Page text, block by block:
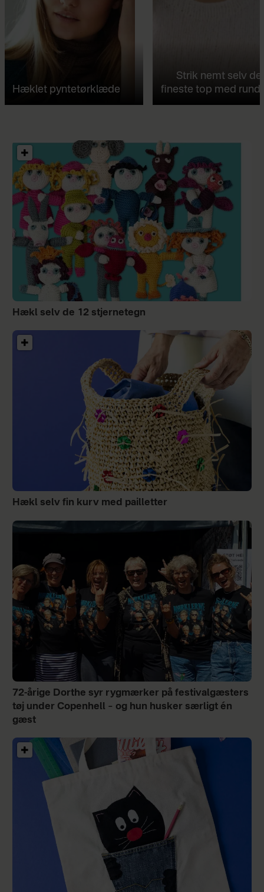
Hæklet pyntetørklæde
Strik nemt selv
fineste top med rund
Hækl selv de 12 stjernetegn
Hækl selv fin kurv med pailletter
72-årige Dorthe syr rygmærker på festivalgæsters
tøj under Copenhell – og hun husker særligt én
gæst